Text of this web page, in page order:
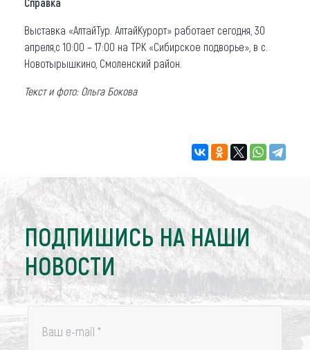
Выставка «АлтайТур. АлтайКурорт» работает сегодня, 30
апреля,с 10:00 – 17:00 на ТРК «Сибирское подворье», в с.
Новотырышкино, Смоленский район.
Текст и фото: Ольга Бокова
ПОДПИШИСЬ НА НАШИ
НОВОСТИ
Ваш e-mail *